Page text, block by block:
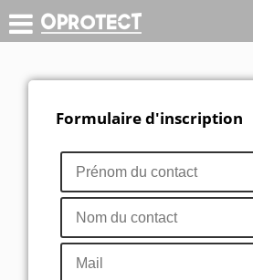
Formulaire d'inscription